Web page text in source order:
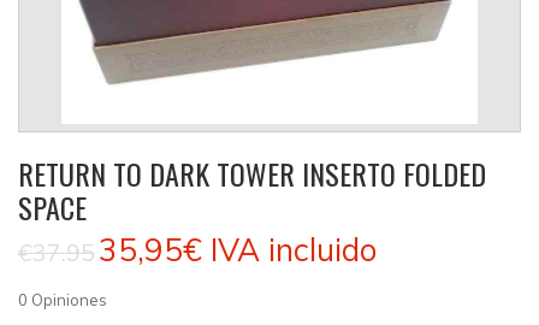
RETURN TO DARK TOWER INSERTO FOLDED
SPACE
€37.9535,95€ IVA incluido
0 Opiniones